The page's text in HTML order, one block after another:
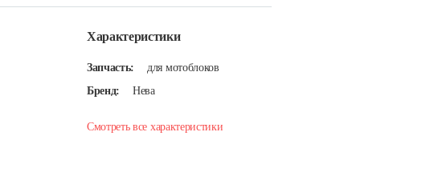
Характеристики
Запчасть:
для мотоблоков
Бренд:
Нева
Смотреть все характеристики